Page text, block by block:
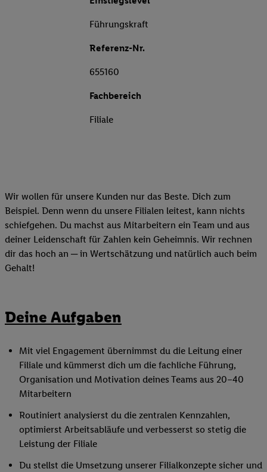
Führungskraft
Referenz-Nr.
655160
Fachbereich
Filiale
Wir wollen für unsere Kunden nur das Beste. Dich zum
Beispiel. Denn wenn du unsere Filialen leitest, kann nichts
schiefgehen. Du machst aus Mitarbeitern ein Team und aus
deiner Leidenschaft für Zahlen kein Geheimnis. Wir rechnen
dir das hoch an ─ in Wertschätzung und natürlich auch beim
Gehalt!
Deine Aufgaben
Mit viel Engagement übernimmst du die Leitung einer
Filiale und kümmerst dich um die fachliche Führung,
Organisation und Motivation deines Teams aus 20–40
Mitarbeitern
Routiniert analysierst du die zentralen Kennzahlen,
optimierst Arbeitsabläufe und verbesserst so stetig die
Leistung der Filiale
Du stellst die Umsetzung unserer Filialkonzepte sicher und